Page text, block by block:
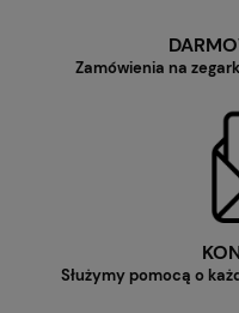
Zamówienia na
Służymy pomocą o